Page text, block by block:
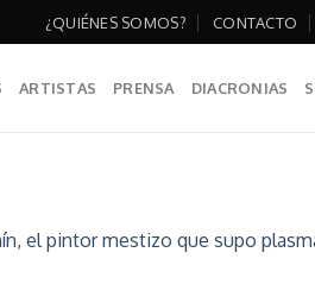
¿QUIÉNES SOMOS? CONTACTO
ARTISTAS PRENSA DIACRONIAS
el pintor mestizo que supo